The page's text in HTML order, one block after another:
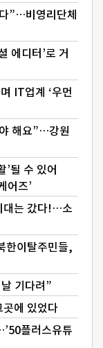
”…비영리단체
에디터’로 거
IT업계 ‘우먼
해요”…강원
’될 수 있어
어즈’
대는 갔다!…소
한이탈주민들,
기다려”
에 있었다
플러스유튜